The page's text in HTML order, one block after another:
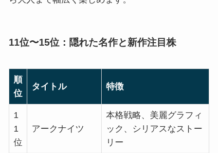
11位〜15位：隠れた名作と新作注目株
順
位
タイトル 特徴
1
1
位
アークナイツ
本格戦略、美麗グラフィ
ック、シリアスなストー
リー